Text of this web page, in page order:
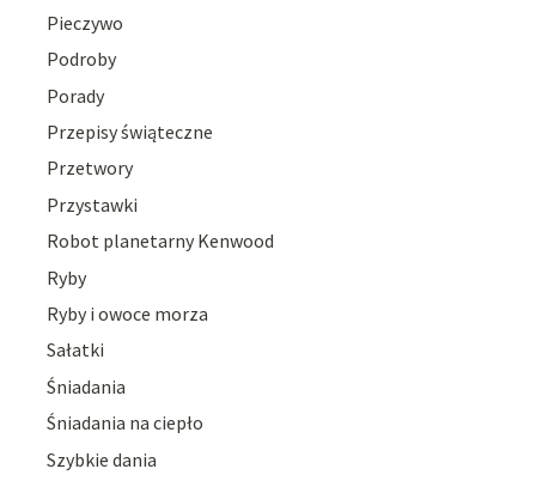
Pieczywo
Podroby
Porady
Przepisy świąteczne
Przetwory
Przystawki
Robot planetarny Kenwood
Ryby
Ryby i owoce morza
Sałatki
Śniadania
Śniadania na ciepło
Szybkie dania